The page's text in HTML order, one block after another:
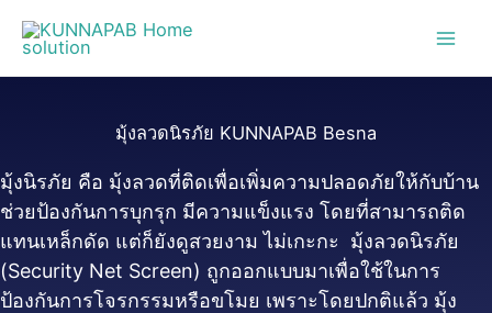
content
มุ้งลวดนิรภัย KUNNAPAB Besna
มุ้งนิรภัย คือ มุ้งลวดที่ติดเพื่อเพิ่มความปลอดภัยให้กับบ้าน
ช่วยป้องกันการบุกรุก มีความแข็งแรง โดยที่สามารถติด
แทนเหล็กดัด แต่ก็ยังดูสวยงาม ไม่เกะกะ มุ้งลวดนิรภัย
(Security Net Screen) ถูกออกแบบมาเพื่อใช้ในการ
ป้องกันการโจรกรรมหรือขโมย เพราะโดยปกติแล้ว มุ้ง